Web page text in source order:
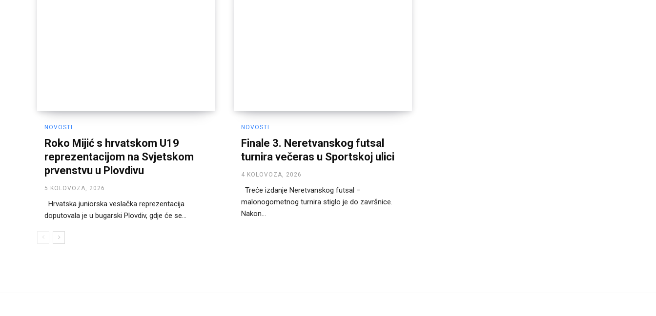
NOVOSTI
Roko Mijić s hrvatskom U19
reprezentacijom na Svjetskom
prvenstvu u Plovdivu
5 KOLOVOZA, 2026
Hrvatska juniorska veslačka reprezentacija
doputovala je u bugarski Plovdiv, gdje će se...
NOVOSTI
Finale 3. Neretvanskog futsal
turnira večeras u Sportskoj ulici
4 KOLOVOZA, 2026
malonogometnog turnira stiglo je do završnice.
Nakon...